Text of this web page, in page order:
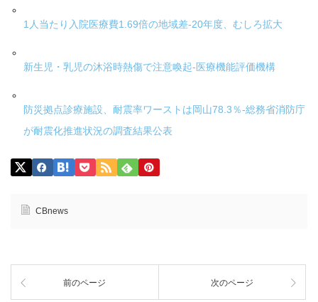
1人当たり入院医療費1.69倍の地域差-20年度、むしろ拡大
新生児・乳児の沐浴時熱傷で注意喚起-医療機能評価機構
防災拠点診療施設、耐震率ワーストは岡山78.3％-総務省消防庁
が耐震化推進状況の調査結果公表
CBnews
前のページ 次のページ